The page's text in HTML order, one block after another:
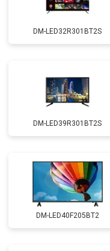
DM-LED32R301BT2S
DM-LED39R301BT2S
DM-LED40F205BT2